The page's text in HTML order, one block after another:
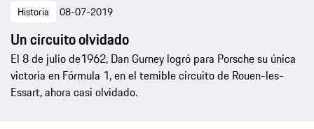
Historia 08-07-2019
Un circuito olvidado
El 8 de julio de1962, Dan Gurney logró para Porsche su única
victoria en Fórmula 1, en el temible circuito de Rouen-les-
Essart, ahora casi olvidado.